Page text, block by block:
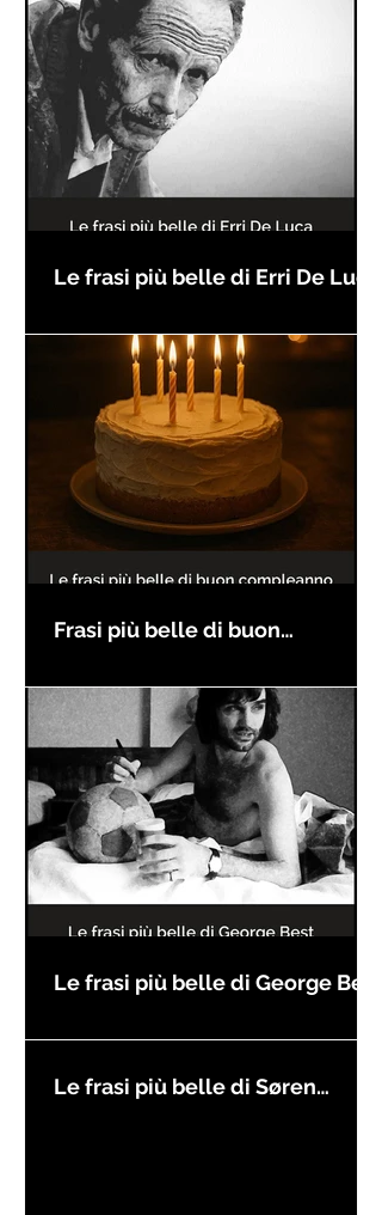
Le frasi più belle di Erri De Luca
Frasi più belle di buon
Le frasi più belle di George Best
Le frasi più belle di Søren